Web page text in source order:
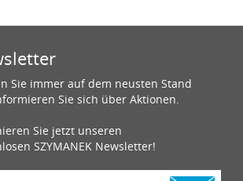
Sie immer auf dem neusten Stand
Sie sich über Aktionen.
Sie jetzt unseren
SZYMANEK Newsletter!